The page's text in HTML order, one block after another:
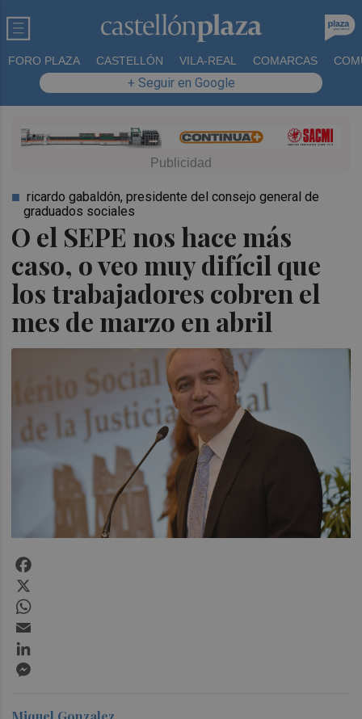
FORO PLAZA CASTELLÓN VILA-REAL COMARCAS
+ Seguir en Google
O el SEPE nos hace más
caso, o veo muy difícil que
los trabajadores cobren el
mes de marzo en abril
ricardo gabaldón, presidente del consejo general de
graduados sociales